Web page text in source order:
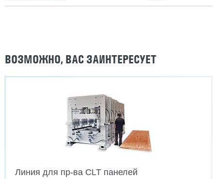
ВОЗМОЖНО, ВАС ЗАИНТЕРЕСУЕТ
Линия для пр-ва CLT панелей